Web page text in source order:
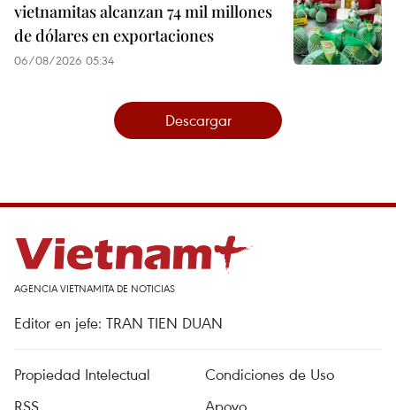
vietnamitas alcanzan 74 mil millones
de dólares en exportaciones
06/08/2026 05:34
Descargar
AGENCIA VIETNAMITA DE NOTICIAS
Editor en jefe: TRAN TIEN DUAN
Propiedad Intelectual
Condiciones de Uso